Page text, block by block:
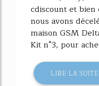
cdiscount et bien
nous avons
maison GSM
Kit n°3, pour
LIRE LA SUITE